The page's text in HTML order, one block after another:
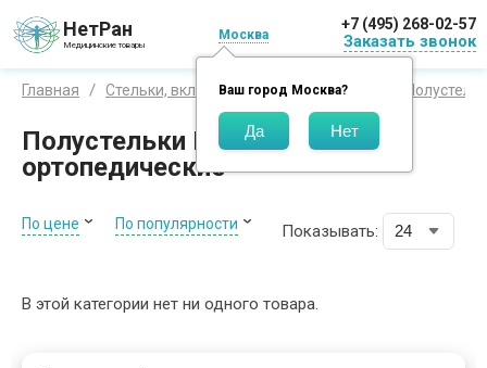
НетРан
Медицинские товары
Москва
Ваш город Москва?
+7 (495) 268-02-57
Заказать звонок
Главная Стельки, вкладыши и приспособления
Полустельки Luomma
ортопедические
По цене По популярности Показывать:
В этой категории нет ни одного товара.